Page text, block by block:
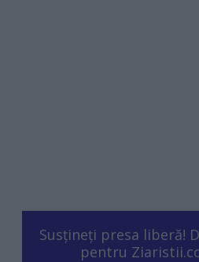
Susțineți presa liberă!
pentru